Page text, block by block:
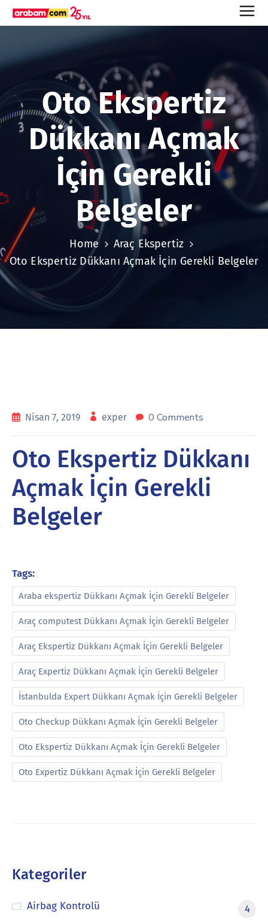
Oto Ekspertiz
Dükkanı Açmak
İçin Gerekli
Belgeler
Home
Araç Ekspertiz
Oto Ekspertiz Dükkanı Açmak İçin Gerekli Belgeler
Nisan 7, 2019 exper 0 Comments
Oto Ekspertiz Dükkanı
Açmak İçin Gerekli
Belgeler
Tags:
Araba ekspertiz Dükkanı Açmak İçin Gerekli Belgeler
Araç computest Dükkanı Açmak İçin Gerekli Belgeler
Araç Ekspertiz Dükkanı Açmak İçin Gerekli Belgeler
Araç Expertiz Dükkanı Açmak İçin Gerekli Belgeler
İstanbulda Expert Dükkanı Açmak İçin Gerekli Belgeler
Oto Checkup Dükkanı Açmak İçin Gerekli Belgeler
Oto Ekspertiz Dükkanı Açmak İçin Gerekli Belgeler
Oto Expertiz Dükkanı Açmak İçin Gerekli Belgeler
Kategoriler
Airbag Kontrolü
4